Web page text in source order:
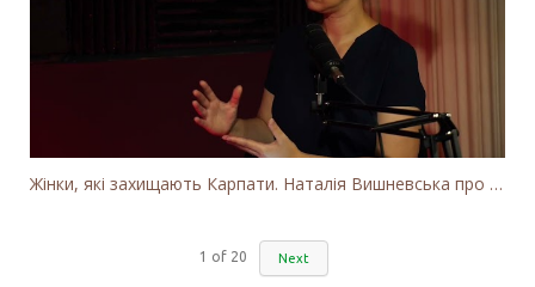
Жінки, які захищають Карпати. Наталія Вишневська про вітряки в Закарпатті та участь громадськості
1 of 20 Next